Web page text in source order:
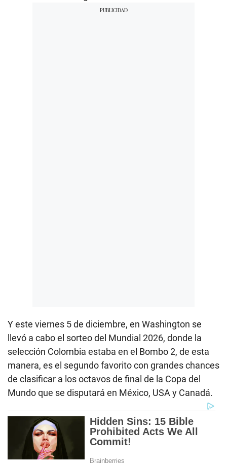
Y este viernes 5 de diciembre, en Washington se
llevó a cabo el sorteo del Mundial 2026, donde la
selección Colombia estaba en el Bombo 2, de esta
manera, es el segundo favorito con grandes chances
de clasificar a los octavos de final de la Copa del
Mundo que se disputará en México, USA y Canadá.